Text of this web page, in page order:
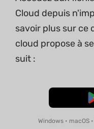
Cloud depuis
savoir plus sur ce
cloud propose à
suit :
Windows • macOS